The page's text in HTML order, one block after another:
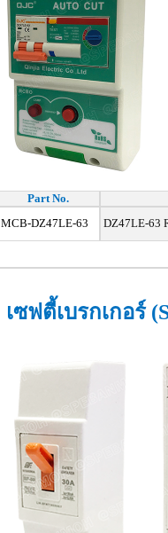
Part No.
MCB-DZ47LE-63
DZ47LE-63
เซฟตี้เบรกเกอร์